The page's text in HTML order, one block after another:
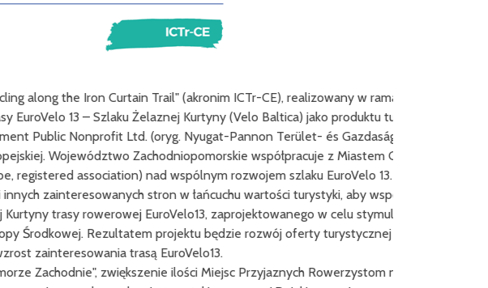
Trail" (akronim ICTr-CE), realizowany w ramach Programu Interreg
Żelaznej Kurtyny (Velo Baltica) jako produktu turystycznego.
(oryg. Nyugat-Pannon Terület- és Gazdaságfejlesztési Szolgáltató
współpracuje z Miastem Gdańsk i niemieckim
nad wspólnym rozwojem szlaku EuroVelo 13.
stron w łańcuchu wartości turystyki, aby współpracować w ramach
EuroVelo13, zaprojektowanego w celu stymulowania neutralności
projektu będzie rozwój oferty turystycznej na Szlaku Żelaznej
EuroVelo13.
ilości Miejsc Przyjaznych Rowerzystom na szlaku Velo Baltica